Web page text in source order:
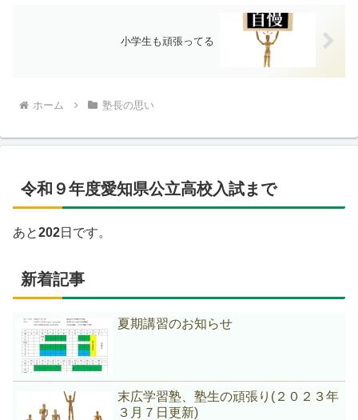
小学生も頑張ってる
ホーム 塾長の思い
令和９年度愛知県公立高校入試まで
あと202日です。
新着記事
夏期講習のお知らせ
末広学習塾、塾生の頑張り(２０２３年
３月７日更新)